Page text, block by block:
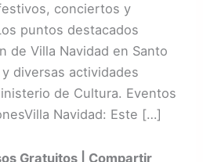
conciertos y
puntos destacados
de Villa Navidad en Santo
diversas actividades
de Cultura. Eventos
Navidad: Este […]
Gratuitos | Compartir